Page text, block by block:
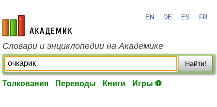
academic.ru
EN DE ES FR
Словари и энциклопедии на Академике
Найти!
Толкования Переводы Книги Игры ⚽